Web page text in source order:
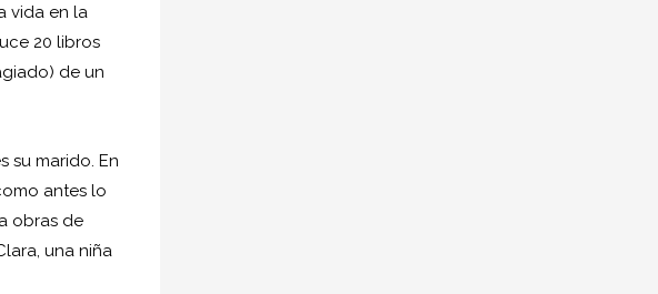
vida en la
20 libros
de un
su marido. En
antes lo
obras de
una niña